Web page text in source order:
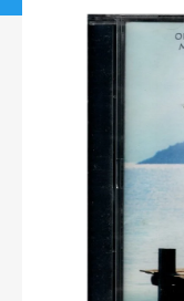
product